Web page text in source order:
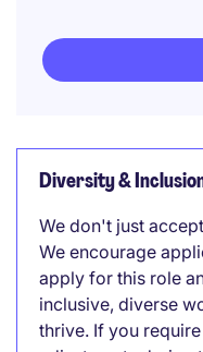
Diversity &
We don't just
We encourage
apply for this role
inclusive, diverse
thrive. If you